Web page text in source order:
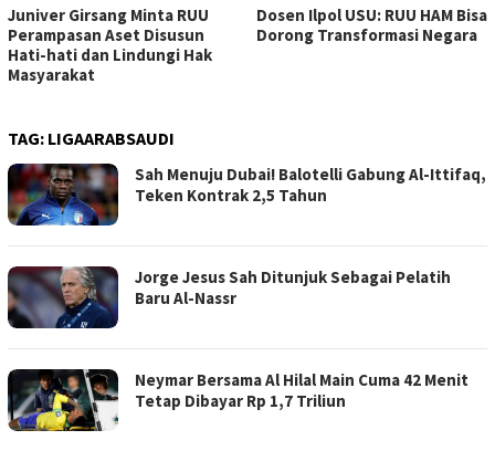
Juniver Girsang Minta RUU
Perampasan Aset Disusun
Hati-hati dan Lindungi Hak
Masyarakat
Dosen Ilpol USU: RUU HAM Bisa
Dorong Transformasi Negara
TAG: LIGAARABSAUDI
Sah Menuju Dubai! Balotelli Gabung Al-Ittifaq,
Teken Kontrak 2,5 Tahun
Jorge Jesus Sah Ditunjuk Sebagai Pelatih
Baru Al-Nassr
Neymar Bersama Al Hilal Main Cuma 42 Menit
Tetap Dibayar Rp 1,7 Triliun